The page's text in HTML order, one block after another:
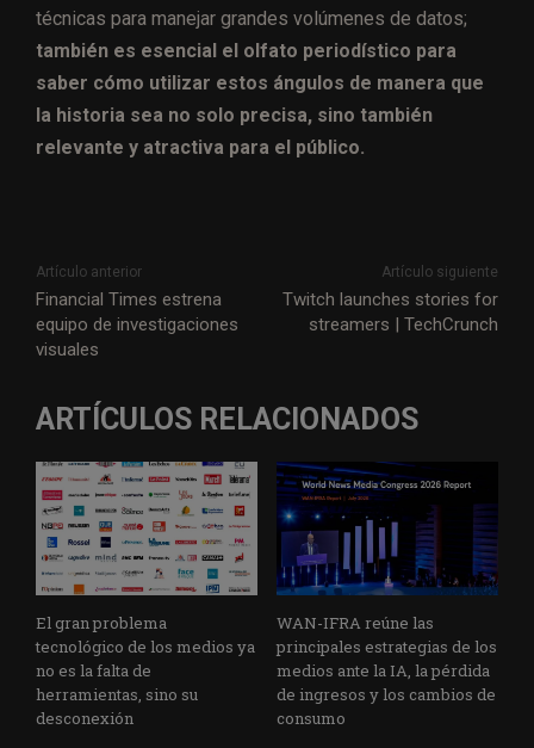
técnicas para manejar grandes volúmenes de datos;
también es esencial el olfato periodístico para
saber cómo utilizar estos ángulos de manera que
la historia sea no solo precisa, sino también
relevante y atractiva para el público.
Artículo anterior
Financial Times estrena
equipo de investigaciones
visuales
Artículo siguiente
Twitch launches stories for
streamers | TechCrunch
ARTÍCULOS RELACIONADOS
El gran problema
tecnológico de los medios ya
no es la falta de
herramientas, sino su
desconexión
WAN-IFRA reúne las
principales estrategias de los
medios ante la IA, la pérdida
de ingresos y los cambios de
consumo